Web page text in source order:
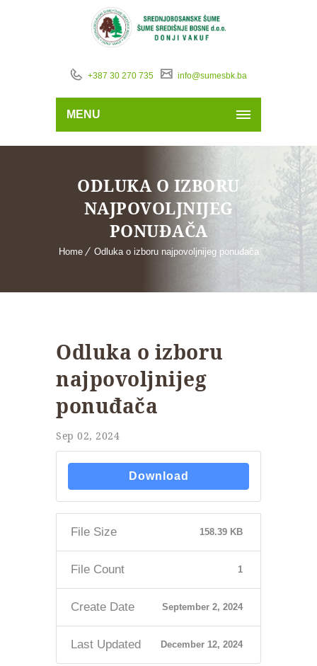
+387 30 270 735 info@sumesbk.ba
MENU
ODLUKA O IZBORU
NAJPOVOLJNIJEG
PONUĐAČA
Home Odluka o izboru najpovoljnijeg ponuđača
Odluka o izboru
najpovoljnijeg
ponuđača
Sep 02, 2024
Download
File Size 158.39 KB
File Count 1
Create Date September 2, 2024
Last Updated December 12, 2024